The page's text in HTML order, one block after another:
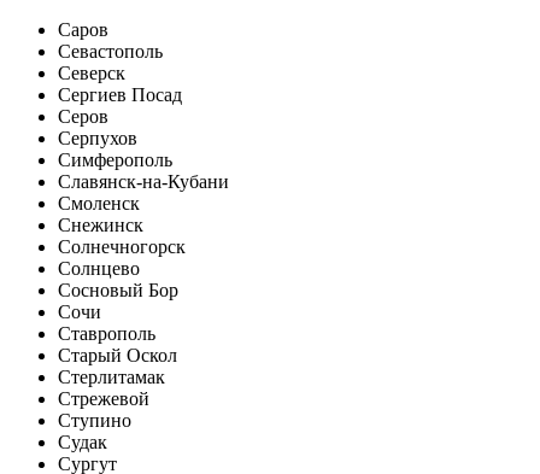
Саров
Севастополь
Северск
Сергиев Посад
Серов
Серпухов
Симферополь
Славянск-на-Кубани
Смоленск
Снежинск
Солнечногорск
Солнцево
Сосновый Бор
Сочи
Ставрополь
Старый Оскол
Стерлитамак
Стрежевой
Ступино
Судак
Сургут